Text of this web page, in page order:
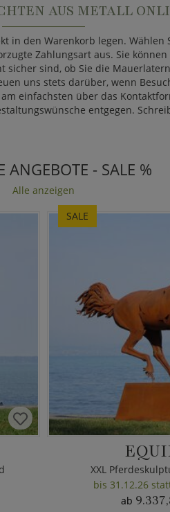
AUS METALL
den Warenkorb legen.
Zahlungsart aus. Sie
sind, ob Sie die
uns stets darüber, wenn
einfachsten über das
entgegen.
ANGEBOTE - SALE %
Alle anzeigen
SALE
XXL
bis 31.12.26
ab